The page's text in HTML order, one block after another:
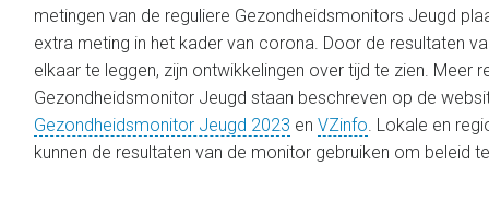
metingen van de reguliere Gezondheidsmonitors Jeugd
extra meting in het kader van corona. Door de resultaten
elkaar te leggen, zijn ontwikkelingen over tijd te zien. Meer
Gezondheidsmonitor Jeugd staan beschreven op de
Gezondheidsmonitor Jeugd 2023 en VZinfo. Lokale en
kunnen de resultaten van de monitor gebruiken om beleid